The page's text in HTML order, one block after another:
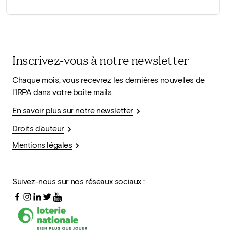
Inscrivez-vous à notre newsletter
Chaque mois, vous recevrez les dernières nouvelles de
l'IRPA dans votre boîte mails.
En savoir plus sur notre newsletter
Droits d'auteur
Mentions légales
Suivez-nous sur nos réseaux sociaux :